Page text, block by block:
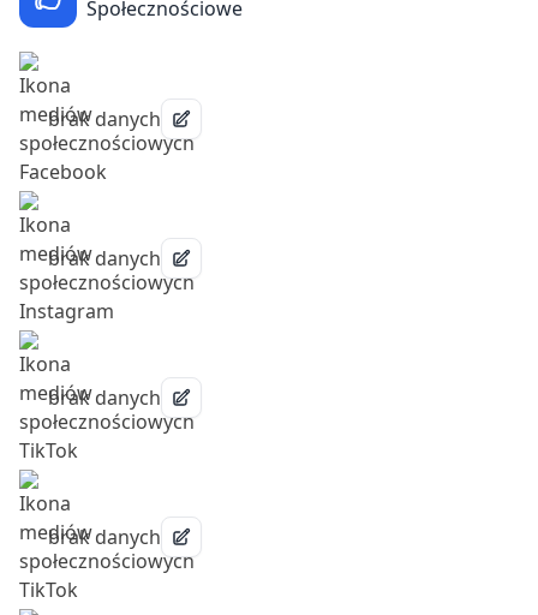
Społecznościowe
brak danych
brak danych
brak danych
brak danych